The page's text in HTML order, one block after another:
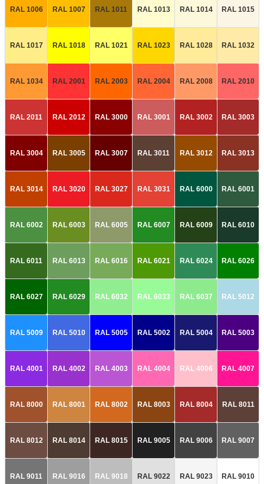
RAL 1006 RAL 1007 RAL 1011 RAL 1013 RAL 1014 RAL 1015
RAL 1017 RAL 1018 RAL 1021 RAL 1023 RAL 1028 RAL 1032
RAL 1034 RAL 2001 RAL 2003 RAL 2004 RAL 2008 RAL 2010
RAL 2011 RAL 2012 RAL 3000 RAL 3001 RAL 3002 RAL 3003
RAL 3004 RAL 3005 RAL 3007 RAL 3011 RAL 3012 RAL 3013
RAL 3014 RAL 3020 RAL 3027 RAL 3031 RAL 6000 RAL 6001
RAL 6002 RAL 6003 RAL 6005 RAL 6007 RAL 6009 RAL 6010
RAL 6011 RAL 6013 RAL 6016 RAL 6021 RAL 6024 RAL 6026
RAL 6027 RAL 6029 RAL 6032 RAL 6033 RAL 6037 RAL 5012
RAL 5009 RAL 5010 RAL 5005 RAL 5002 RAL 5004 RAL 5003
RAL 4001 RAL 4002 RAL 4003 RAL 4004 RAL 4006 RAL 4007
RAL 8000 RAL 8001 RAL 8002 RAL 8003 RAL 8004 RAL 8011
RAL 8012 RAL 8014 RAL 8015 RAL 9005 RAL 9006 RAL 9007
RAL 9011 RAL 9016 RAL 9018 RAL 9022 RAL 9023 RAL 9010